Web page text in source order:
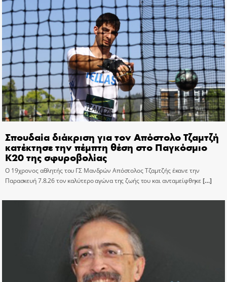
Σπουδαία διάκριση για τον Απόστολο Τζαμτζή
κατέκτησε την πέμπτη θέση στο Παγκόσμιο
Κ20 της σφυροβολίας
Ο 19χρονος αθλητής του ΓΣ Μανδρών Απόστολος Τζαμτζής έκανε την
Παρασκευή 7.8.26 τον καλύτερο αγώνα της ζωής του και ανταμείφθηκε[…]